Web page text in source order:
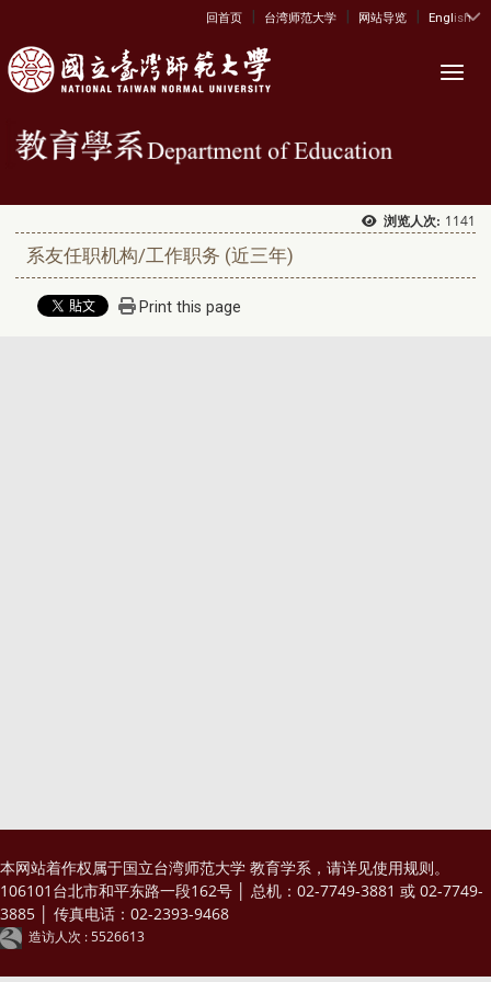
:::
回首页 | 台湾师范大学 | 网站导览 | English
浏览人次: 1141
系友任职机构/工作职务 (近三年)
Print this page
本网站着作权属于国立台湾师范大学 教育学系，请详见使用规则。
106101台北市和平东路一段162号 │ 总机：02-7749-3881 或 02-7749-
3885 │ 传真电话：02-2393-9468
造访人次 : 5526613